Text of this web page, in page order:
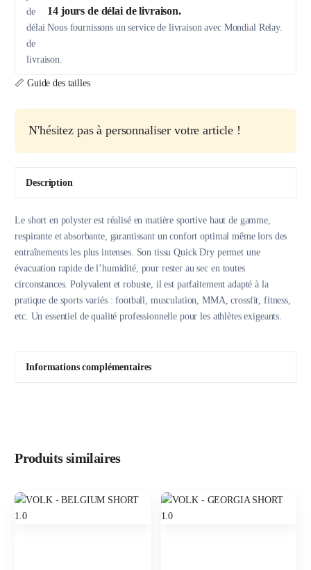
14 jours de délai de livraison.
Nous fournissons un service de livraison avec Mondial Relay.
📏 Guide des tailles
N'hésitez pas à personnaliser votre article !
Description
Le short en polyster est réalisé en matière sportive haut de gamme,
respirante et absorbante, garantissant un confort optimal même lors des
entraînements les plus intenses. Son tissu Quick Dry permet une
évacuation rapide de l’humidité, pour rester au sec en toutes
circonstances. Polyvalent et robuste, il est parfaitement adapté à la
pratique de sports variés : football, musculation, MMA, crossfit, fitness,
etc. Un essentiel de qualité professionnelle pour les athlètes exigeants.
Informations complémentaires
Produits similaires